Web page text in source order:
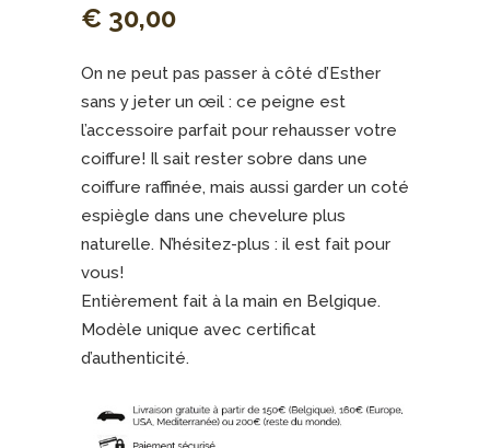
€ 30,00
On ne peut pas passer à côté d’Esther
sans y jeter un œil : ce peigne est
l’accessoire parfait pour rehausser votre
coiffure! Il sait rester sobre dans une
coiffure raffinée, mais aussi garder un coté
espiègle dans une chevelure plus
naturelle. N’hésitez-plus : il est fait pour
vous!
Entièrement fait à la main en Belgique.
Modèle unique avec certificat
d’authenticité.